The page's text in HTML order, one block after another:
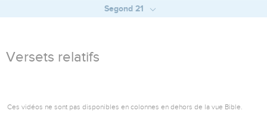
Segond 21
Versets relatifs
Ces vidéos ne sont pas disponibles en colonnes en dehors de la vue Bible.